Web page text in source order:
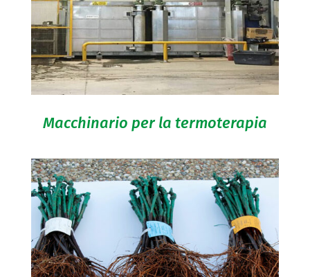
Macchinario per la termoterapia